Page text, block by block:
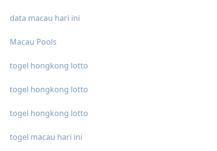
data macau hari ini
Macau Pools
togel hongkong lotto
togel hongkong lotto
togel hongkong lotto
togel macau hari ini